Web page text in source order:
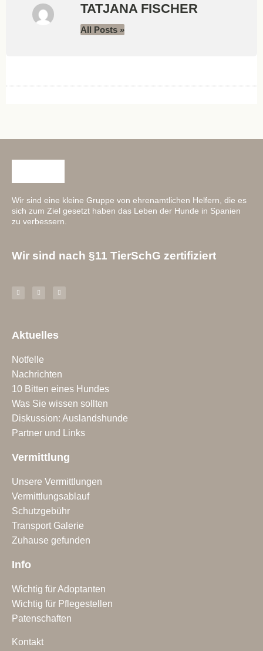
TATJANA FISCHER
All Posts »
Wir sind eine kleine Gruppe von ehrenamtlichen Helfern, die es
sich zum Ziel gesetzt haben das Leben der Hunde in Spanien
zu verbessern.
Wir sind nach §11 TierSchG zertifiziert
Aktuelles
Notfelle
Nachrichten
10 Bitten eines Hundes
Was Sie wissen sollten
Diskussion: Auslandshunde
Partner und Links
Vermittlung
Unsere Vermittlungen
Vermittlungsablauf
Schutzgebühr
Transport Galerie
Zuhause gefunden
Info
Wichtig für Adoptanten
Wichtig für Pflegestellen
Patenschaften
Kontakt